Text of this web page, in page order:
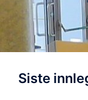
Siste